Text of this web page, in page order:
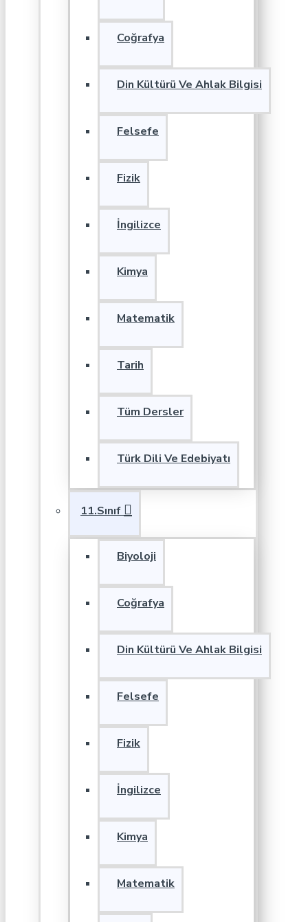
Coğrafya
Din Kültürü Ve Ahlak Bilgisi
Felsefe
Fizik
İngilizce
Kimya
Matematik
Tarih
Tüm Dersler
Türk Dili Ve Edebiyatı
11.Sınıf
Biyoloji
Coğrafya
Din Kültürü Ve Ahlak Bilgisi
Felsefe
Fizik
İngilizce
Kimya
Matematik